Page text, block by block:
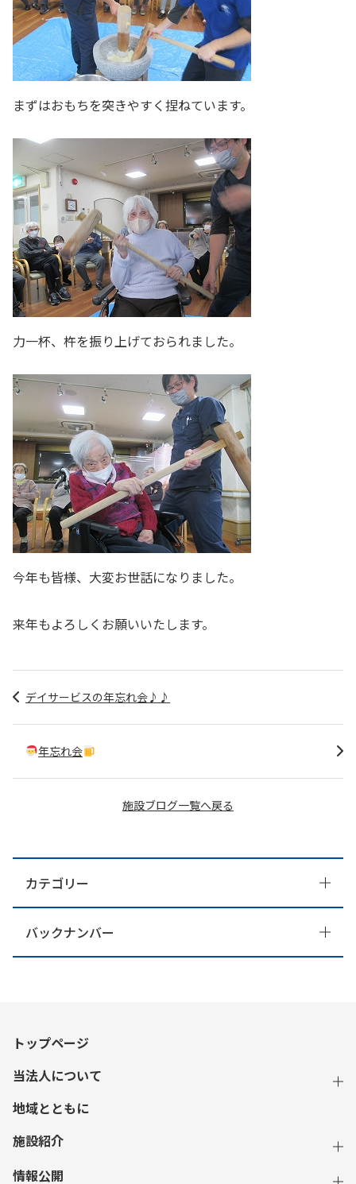
まずはおもちを突きやすく捏ねています。
力一杯、杵を振り上げておられました。
今年も皆様、大変お世話になりました。
来年もよろしくお願いいたします。
デイサービスの年忘れ会♪♪
施設ブログ一覧へ戻る
年忘れ会
カテゴリー
バックナンバー
トップページ
当法人について
地域とともに
施設紹介
情報公開